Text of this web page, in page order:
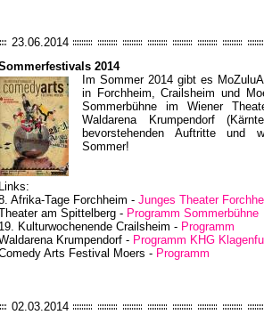
23.06.2014
2014
Im Sommer 2014 gibt es
in Forchheim, Crailsheim und
Sommerbühne im Wiener
Waldarena Krumpendorf
bevorstehenden Auftritte und
Sommer!
Links:
Afrika-Tage Forchheim - Junges Theater
am Spittelberg - Programm Sommerbühne
19. Kulturwochenende Crailsheim - Programm
Krumpendorf - Programm KHG
Arts Festival Moers - Programm
02.03.2014